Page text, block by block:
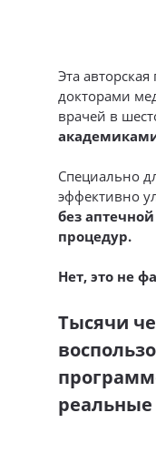
Эта
докторами
врачей в
Специально
эффективно
без
процедур.
Нет, это не
Тысячи
реальные